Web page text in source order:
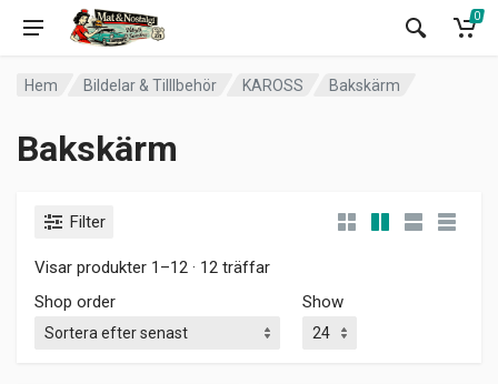
0
Hem Bildelar & Tilllbehör KAROSS Bakskärm
Bakskärm
Filter
Visar produkter 1–12 · 12 träffar
Shop order
Show